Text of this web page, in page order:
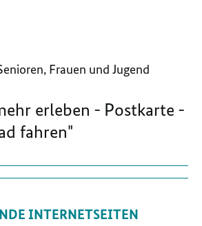
Frauen und Jugend
erleben - Postkarte -
fahren"
INTERNETSEITEN